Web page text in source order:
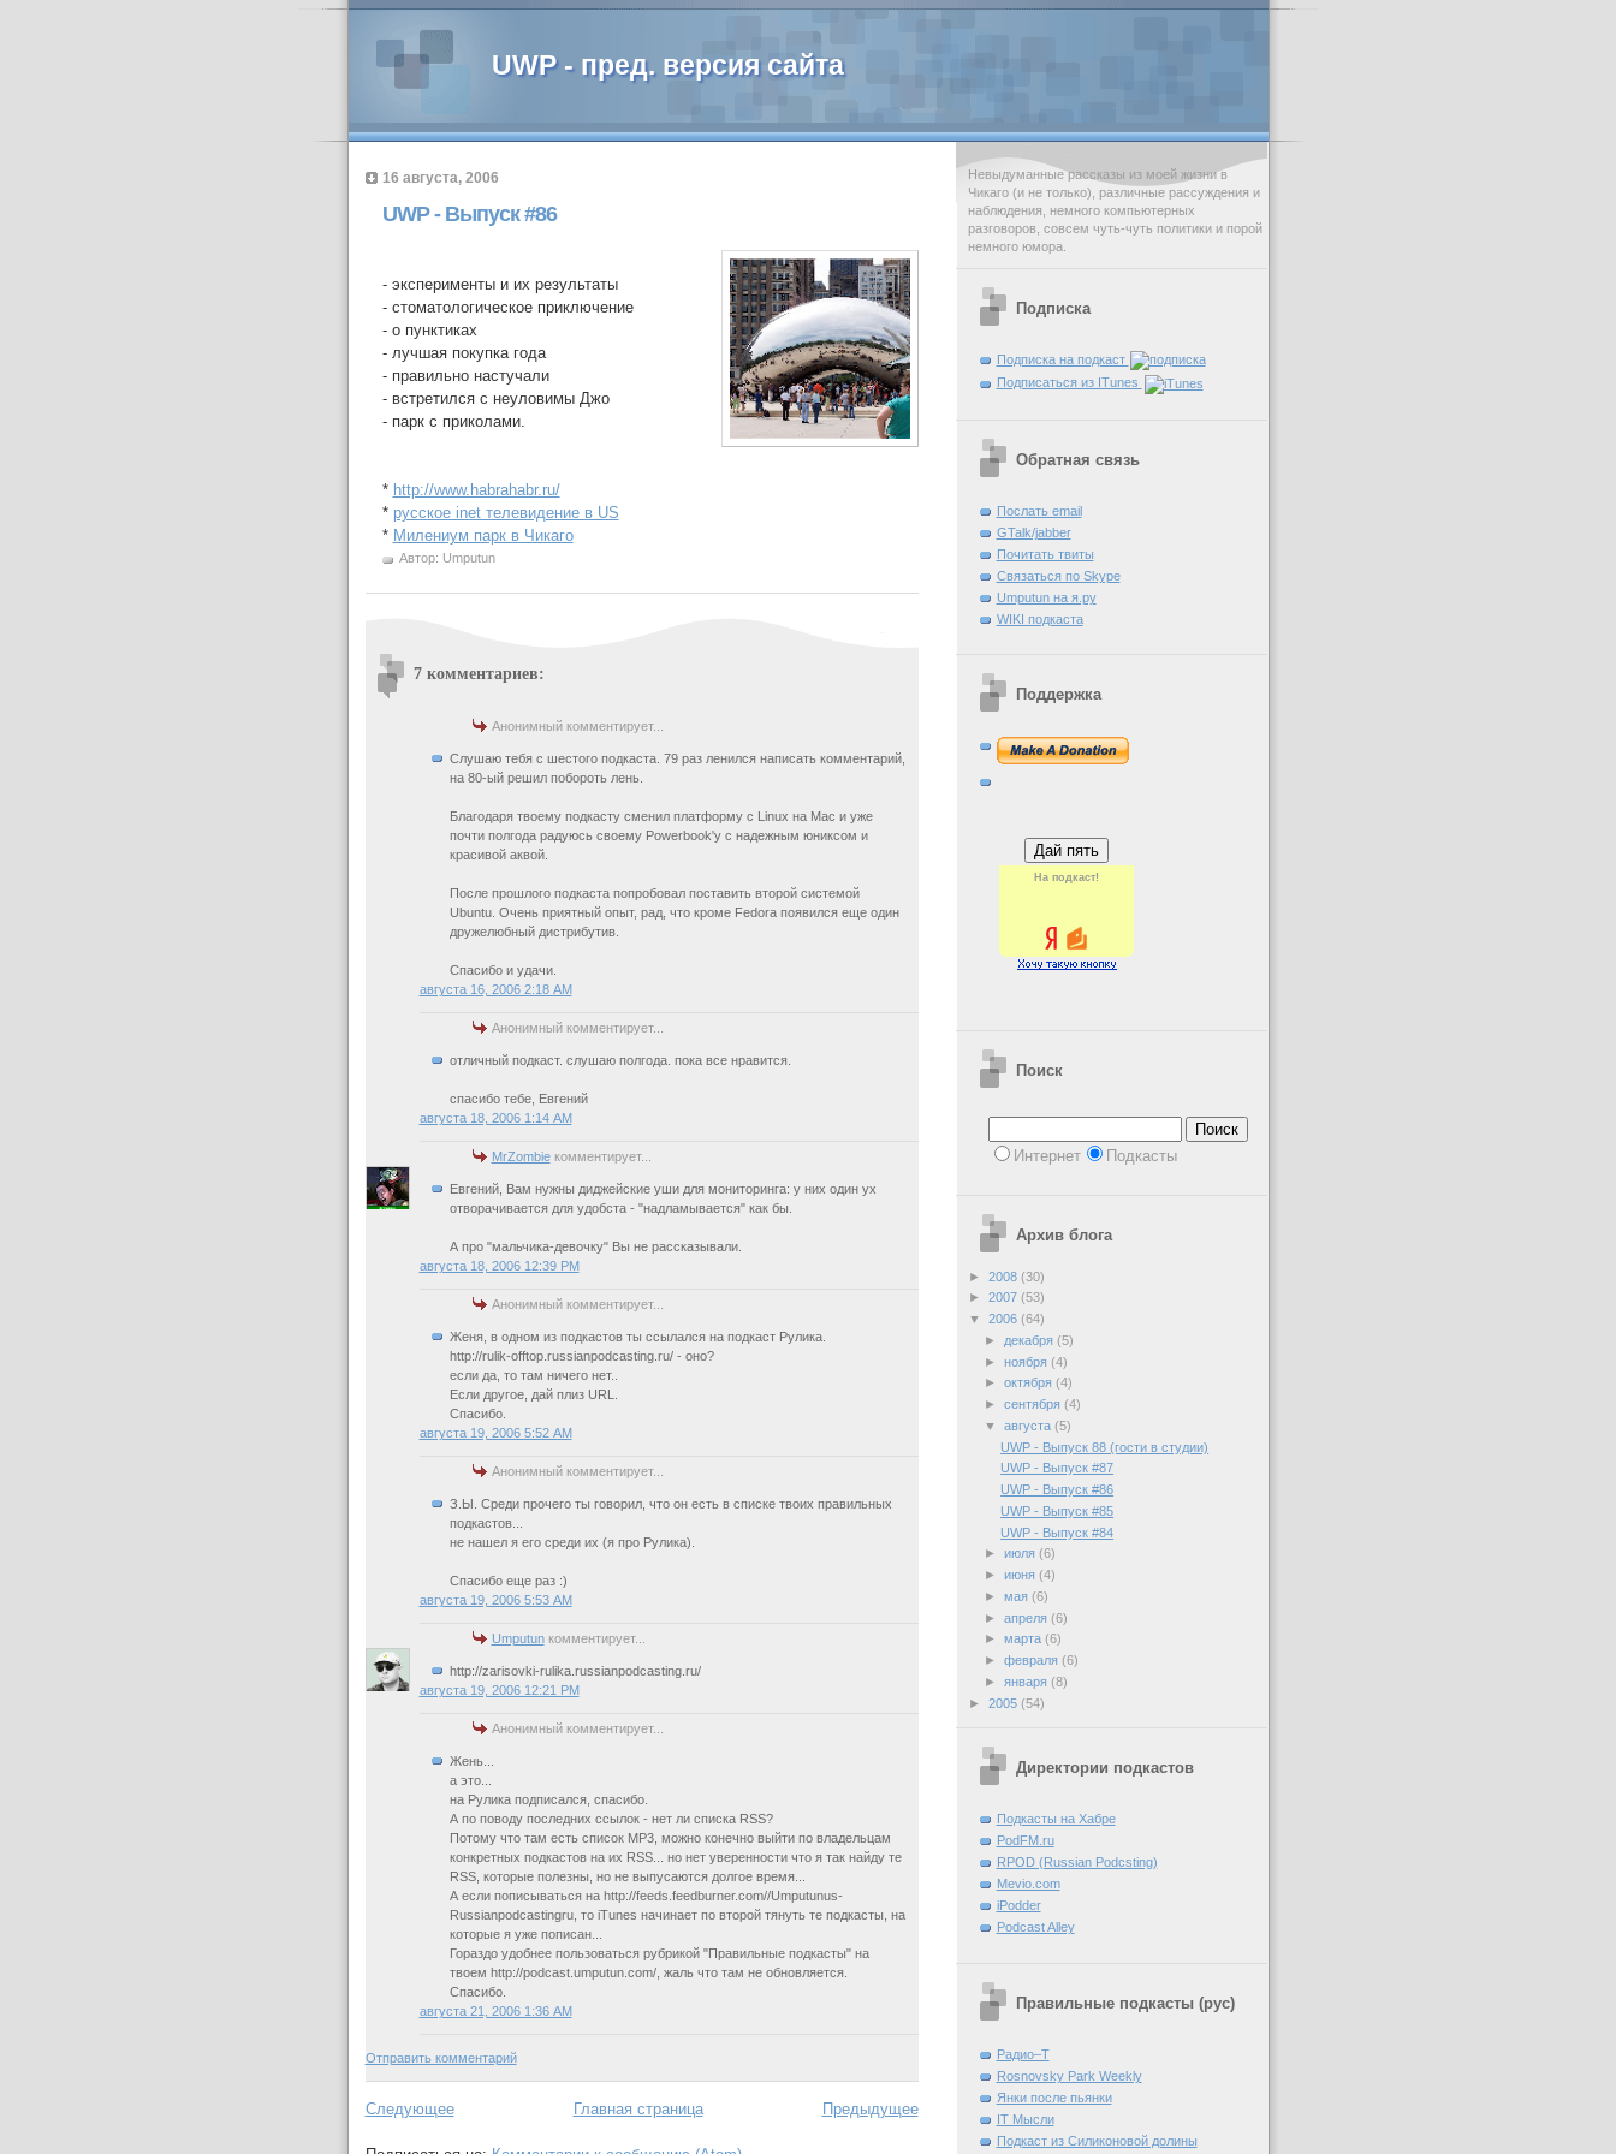
UWP - пред. версия сайта
16 августа, 2006
UWP - Выпуск #86
- эксперименты и их результаты
- стоматологическое приключение
- о пунктиках
- лучшая покупка года
- правильно настучали
- встретился с неуловимы Джо
- парк с приколами.
* http://www.habrahabr.ru/
* русское inet телевидение в US
* Милениум парк в Чикаго
Автор: Umputun
7 комментариев:
Анонимный комментирует...
Слушаю тебя с шестого подкаста. 79 раз ленился написать комментарий,
на 80-ый решил побороть лень.
Благодаря твоему подкасту сменил платформу с Linux на Mac и уже
почти полгода радуюсь своему Powerbook'у с надежным юниксом и
красивой аквой.
После прошлого подкаста попробовал поставить второй системой
Ubuntu. Очень приятный опыт, рад, что кроме Fedora появился еще один
дружелюбный дистрибутив.
Спасибо и удачи.
августа 16, 2006 2:18 AM
Анонимный комментирует...
отличный подкаст. слушаю полгода. пока все нравится.
спасибо тебе, Евгений
августа 18, 2006 1:14 AM
MrZombieкомментирует...
Евгений, Вам нужны диджейские уши для мониторинга: у них один ух
отворачивается для удобста - "надламывается" как бы.
А про "мальчика-девочку" Вы не рассказывали.
августа 18, 2006 12:39 PM
Анонимный комментирует...
Женя, в одном из подкастов ты ссылался на подкаст Рулика.
http://rulik-offtop.russianpodcasting.ru/ - оно?
если да, то там ничего нет..
Если другое, дай плиз URL.
Спасибо.
августа 19, 2006 5:52 AM
Анонимный комментирует...
З.Ы. Среди прочего ты говорил, что он есть в списке твоих правильных
подкастов...
не нашел я его среди их (я про Рулика).
Спасибо еще раз :)
августа 19, 2006 5:53 AM
Umputunкомментирует...
http://zarisovki-rulika.russianpodcasting.ru/
августа 19, 2006 12:21 PM
Анонимный комментирует...
Жень...
а это...
на Рулика подписался, спасибо.
А по поводу последних ссылок - нет ли списка RSS?
Потому что там есть список MP3, можно конечно выйти по владельцам
конкретных подкастов на их RSS... но нет уверенности что я так найду те
RSS, которые полезны, но не выпусаются долгое время...
А если пописываться на http://feeds.feedburner.com//Umputunus-
Russianpodcastingru, то iTunes начинает по второй тянуть те подкасты, на
которые я уже пописан...
Гораздо удобнее пользоваться рубрикой "Правильные подкасты" на
твоем http://podcast.umputun.com/, жаль что там не обновляется.
Спасибо.
августа 21, 2006 1:36 AM
Отправить комментарий
Следующее Предыдущее
Главная страница
Невыдуманные рассказы из моей жизни в
Чикаго (и не только), различные рассуждения и
наблюдения, немного компьютерных
разговоров, совсем чуть-чуть политики и порой
немного юмора.
Подписка
Подписка на подкаст
Подписаться из ITunes
Обратная связь
Послать email
GTalk/jabber
Почитать твиты
Связаться по Skype
Umputun на я.ру
WIKI подкаста
Поддержка
На подкаст!
Поиск
Интернет Подкасты
Архив блога
► 2008 (30)
► 2007 (53)
▼ 2006 (64)
►
декабря (5)
► ноября (4)
► октября (4)
► сентября (4)
▼ августа (5)
UWP - Выпуск 88 (гости в студии)
UWP - Выпуск #87
UWP - Выпуск #86
UWP - Выпуск #85
UWP - Выпуск #84
► июля (6)
► июня (4)
► мая (6)
► апреля (6)
► марта (6)
► февраля (6)
► января (8)
► 2005 (54)
Директории подкастов
Подкасты на Хабре
PodFM.ru
RPOD (Russian Podcsting)
Mevio.com
iPodder
Podcast Alley
Правильные подкасты (рус)
Радио–Т
Rosnovsky Park Weekly
Янки после пьянки
IT Mысли
Подкаст из Силиконовой долины